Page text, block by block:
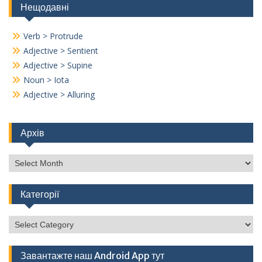
Нещодавні
Verb > Protrude
Adjective > Sentient
Adjective > Supine
Noun > Iota
Adjective > Alluring
Архів
Архів
Категорії
Категорії
Завантажте наш Android App тут